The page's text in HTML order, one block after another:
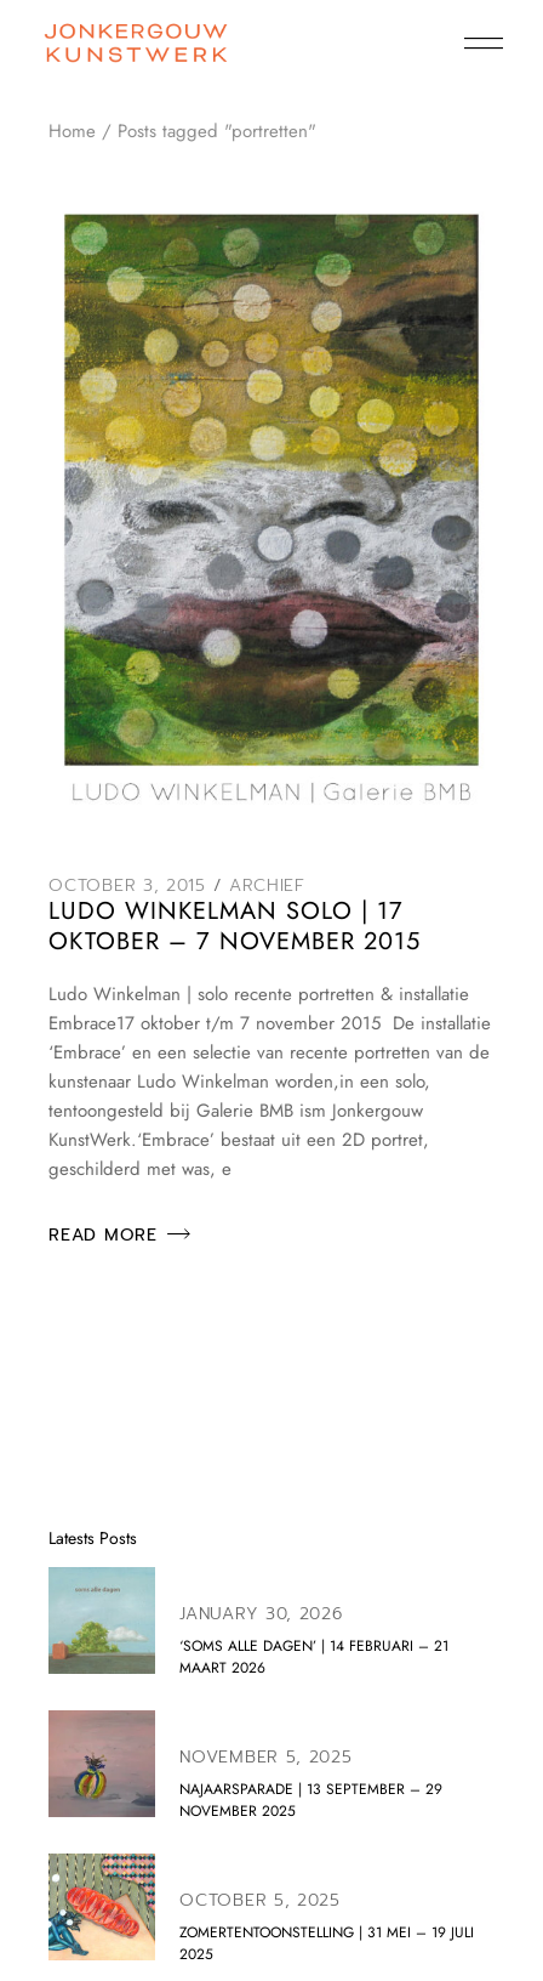
content
Home Posts tagged "portretten"
OCTOBER 3, 2015 ARCHIEF
LUDO WINKELMAN SOLO | 17
OKTOBER – 7 NOVEMBER 2015
Ludo Winkelman | solo recente portretten & installatie
Embrace17 oktober t/m 7 november 2015 De installatie
‘Embrace’ en een selectie van recente portretten van de
kunstenaar Ludo Winkelman worden,in een solo,
tentoongesteld bij Galerie BMB ism Jonkergouw
KunstWerk.‘Embrace’ bestaat uit een 2D portret,
geschilderd met was, e
READ MORE
Latests Posts
JANUARY 30, 2026
‘SOMS ALLE DAGEN’ | 14 FEBRUARI – 21
MAART 2026
NOVEMBER 5, 2025
NAJAARSPARADE | 13 SEPTEMBER – 29
NOVEMBER 2025
OCTOBER 5, 2025
ZOMERTENTOONSTELLING | 31 MEI – 19 JULI
2025